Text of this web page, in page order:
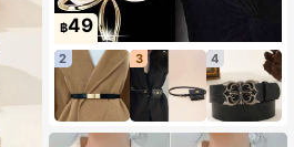
฿49
2 3 4